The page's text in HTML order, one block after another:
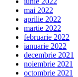
mai 2022
aprilie 2022
martie 2022
februarie 2022
ianuarie 2022
decembrie 2021
noiembrie 2021
octombrie 2021